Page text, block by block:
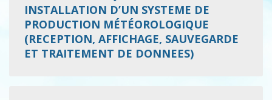
INSTALLATION D’UN SYSTEME DE
PRODUCTION MÉTÉOROLOGIQUE
(RECEPTION, AFFICHAGE, SAUVEGARDE
ET TRAITEMENT DE DONNEES)